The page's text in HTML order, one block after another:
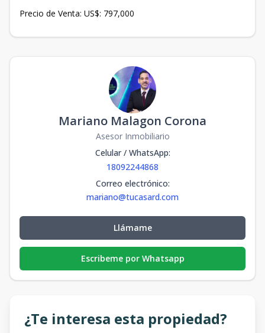
Precio de Venta: US$: 797,000
Mariano Malagon Corona
Asesor Inmobiliario
Celular / WhatsApp:
18092244868
Correo electrónico:
mariano@tucasard.com
Llámame
Escribeme por Whatsapp
¿Te interesa esta propiedad?